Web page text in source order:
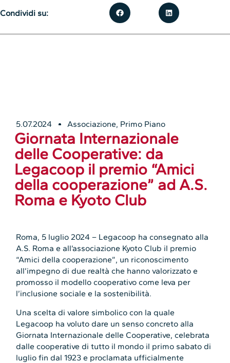
5.07.2024 Associazione, Primo Piano
Giornata Internazionale
delle Cooperative: da
Legacoop il premio “Amici
della cooperazione” ad A.S.
Roma e Kyoto Club
Roma, 5 luglio 2024 – Legacoop ha consegnato alla
A.S. Roma e all’associazione Kyoto Club il premio
“Amici della cooperazione”, un riconoscimento
all’impegno di due realtà che hanno valorizzato e
promosso il modello cooperativo come leva per
l’inclusione sociale e la sostenibilità.
Una scelta di valore simbolico con la quale
Legacoop ha voluto dare un senso concreto alla
Giornata Internazionale delle Cooperative, celebrata
dalle cooperative di tutto il mondo il primo sabato di
luglio fin dal 1923 e proclamata ufficialmente
Condividi su: